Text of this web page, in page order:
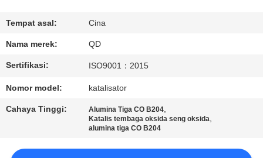
HUBUNGI
KAMI
BERITA
KASUS
Tempat asal: Cina
Nama merek: QD
Sertifikasi: ISO9001：2015
Nomor model: katalisator
Cahaya Tinggi: Alumina Tiga CO B204,
Katalis tembaga oksida seng oksida,
alumina tiga CO B204